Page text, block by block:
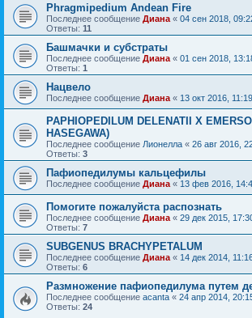
Phragmipedium Andean Fire
Последнее сообщение Диана « 04 сен 2018,
Ответы: 11
Башмачки и субстраты
Последнее сообщение Диана « 01 сен 2018,
Ответы: 1
Нацвело
Последнее сообщение Диана « 13 окт 2016, 11:19
PAPHIOPEDILUM DELENATII X
HASEGAWA)
Последнее сообщение Лионелла « 26 авг 2016,
Ответы: 3
Пафиопедилумы кальцефилы
Последнее сообщение Диана « 13 фев 2016,
Помогите пожалуйста распознать
Последнее сообщение Диана « 29 дек 2015,
Ответы: 7
SUBGENUS BRACHYPETALUM
Последнее сообщение Диана « 14 дек 2014,
Ответы: 6
Размножение пафиопедилума путем
Последнее сообщение acanta « 24 апр 2014,
Ответы: 24